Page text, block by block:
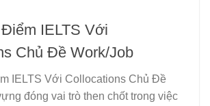
IELTS Với
Chủ Đề Work/Job
IELTS Với Collocations Chủ Đề
đóng vai trò then chốt trong việc